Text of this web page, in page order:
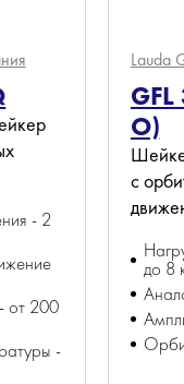
- 2
от 200
-
Lauda
O)
с
до 8